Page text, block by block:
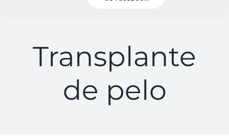
SERVICIOS
Transplante
de pelo